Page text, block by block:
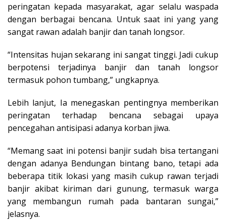
peringatan kepada masyarakat, agar selalu waspada
dengan berbagai bencana. Untuk saat ini yang yang
sangat rawan adalah banjir dan tanah longsor.
“Intensitas hujan sekarang ini sangat tinggi. Jadi cukup
berpotensi terjadinya banjir dan tanah longsor
termasuk pohon tumbang,” ungkapnya.
Lebih lanjut, Ia menegaskan pentingnya memberikan
peringatan terhadap bencana sebagai upaya
pencegahan antisipasi adanya korban jiwa.
“Memang saat ini potensi banjir sudah bisa tertangani
dengan adanya Bendungan bintang bano, tetapi ada
beberapa titik lokasi yang masih cukup rawan terjadi
banjir akibat kiriman dari gunung, termasuk warga
yang membangun rumah pada bantaran sungai,”
jelasnya.